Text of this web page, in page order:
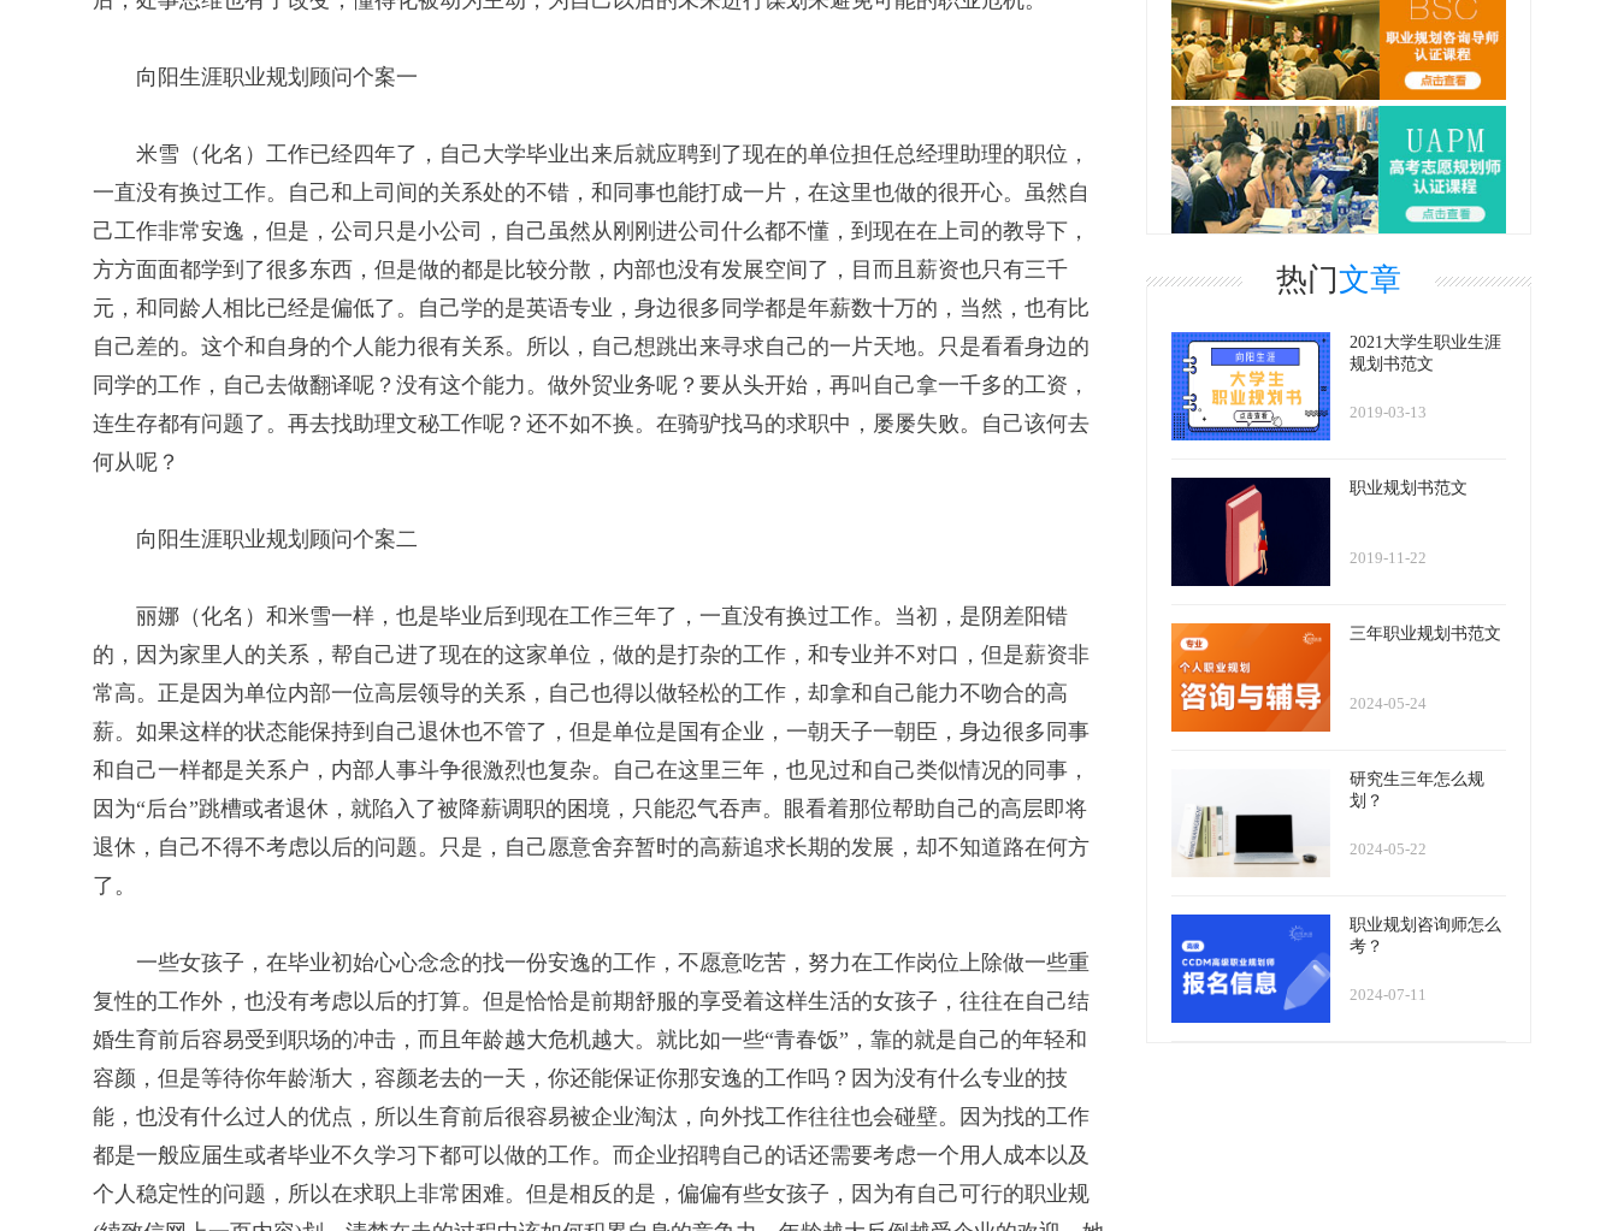
向阳生涯职业规划顾问个案一
米雪（化名）工作已经四年了，自己大学毕业出来后就应聘到了现在的单位担任总经理助理的职位，
一直没有换过工作。自己和上司间的关系处的不错，和同事也能打成一片，在这里也做的很开心。虽然自
己工作非常安逸，但是，公司只是小公司，自己虽然从刚刚进公司什么都不懂，到现在在上司的教导下，
方方面面都学到了很多东西，但是做的都是比较分散，内部也没有发展空间了，目而且薪资也只有三千
元，和同龄人相比已经是偏低了。自己学的是英语专业，身边很多同学都是年薪数十万的，当然，也有比
自己差的。这个和自身的个人能力很有关系。所以，自己想跳出来寻求自己的一片天地。只是看看身边的
同学的工作，自己去做翻译呢？没有这个能力。做外贸业务呢？要从头开始，再叫自己拿一千多的工资，
连生存都有问题了。再去找助理文秘工作呢？还不如不换。在骑驴找马的求职中，屡屡失败。自己该何去
何从呢？
向阳生涯职业规划顾问个案二
丽娜（化名）和米雪一样，也是毕业后到现在工作三年了，一直没有换过工作。当初，是阴差阳错
的，因为家里人的关系，帮自己进了现在的这家单位，做的是打杂的工作，和专业并不对口，但是薪资非
常高。正是因为单位内部一位高层领导的关系，自己也得以做轻松的工作，却拿和自己能力不吻合的高
薪。如果这样的状态能保持到自己退休也不管了，但是单位是国有企业，一朝天子一朝臣，身边很多同事
和自己一样都是关系户，内部人事斗争很激烈也复杂。自己在这里三年，也见过和自己类似情况的同事，
因为“后台”跳槽或者退休，就陷入了被降薪调职的困境，只能忍气吞声。眼看着那位帮助自己的高层即将
退休，自己不得不考虑以后的问题。只是，自己愿意舍弃暂时的高薪追求长期的发展，却不知道路在何方
了。
一些女孩子，在毕业初始心心念念的找一份安逸的工作，不愿意吃苦，努力在工作岗位上除做一些重
复性的工作外，也没有考虑以后的打算。但是恰恰是前期舒服的享受着这样生活的女孩子，往往在自己结
婚生育前后容易受到职场的冲击，而且年龄越大危机越大。就比如一些“青春饭”，靠的就是自己的年轻和
容颜，但是等待你年龄渐大，容颜老去的一天，你还能保证你那安逸的工作吗？因为没有什么专业的技
能，也没有什么过人的优点，所以生育前后很容易被企业淘汰，向外找工作往往也会碰壁。因为找的工作
都是一般应届生或者毕业不久学习下都可以做的工作。而企业招聘自己的话还需要考虑一个用人成本以及
个人稳定性的问题，所以在求职上非常困难。但是相反的是，偏偏有些女孩子，因为有自己可行的职业规
热门文章
2021大学生职业生涯
规划书范文
2019-03-13
职业规划书范文
2019-11-22
三年职业规划书范文
2024-05-24
研究生三年怎么规
划？
2024-05-22
职业规划咨询师怎么
考？
2024-07-11